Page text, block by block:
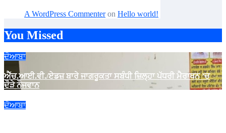
A WordPress Commenteron Hello world!
You Missed
ਦੋਆਬਾ
ਐੱਚ.ਆਈ.ਵੀ./ਏਡਜ਼ ਬਾਰੇ ਜਾਗਰੂਕਤਾ ਸਬੰਧੀ ਜ਼ਿਲ੍ਹਾ ਪੱਧਰੀ ਮੈਰਾਥਨ ’ਚ
ਦੌੜੇ ਨੌਜਵਾਨ
ਦੋਆਬਾ